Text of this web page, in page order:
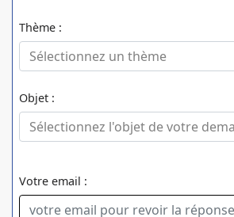
Thème :
Objet :
Votre email :